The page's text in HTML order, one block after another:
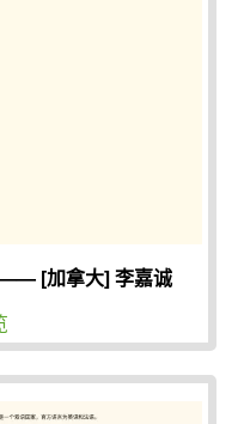
—— [加拿大] 李嘉诚